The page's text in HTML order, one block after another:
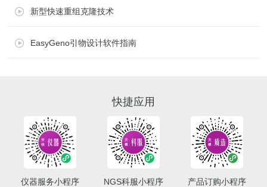
新型快速重组克隆技术
EasyGeno引物设计软件指南
快捷应用
仪器服务小程序 NGS科服小程序 产品订购小程序